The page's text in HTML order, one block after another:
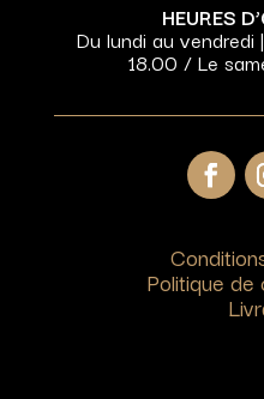
HEURES
Du lundi au
18.00 / Le
Politique